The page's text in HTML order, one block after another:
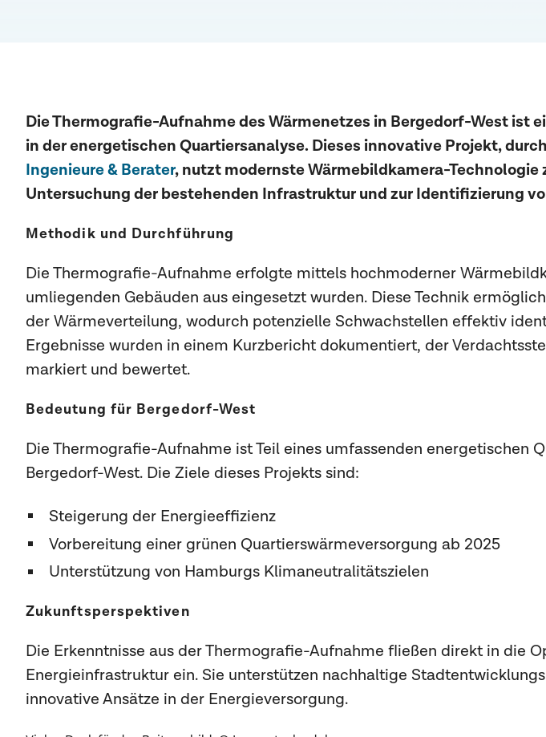
DieThermografie-Aufnahme des Wärmenetzes in Bergedorf-Westist
in der energetischen Quartiersanalyse. Dieses innovative Projekt,
Ingenieure & Berater, nutzt modernste Wärmebildkamera-Technologie
Untersuchung der bestehenden Infrastruktur und zur Identifizierung
Methodik und Durchführung
Die Thermografie-Aufnahme erfolgte mittels hochmoderner
umliegenden Gebäuden aus eingesetzt wurden. Diese Technik
der Wärmeverteilung, wodurch potenzielle Schwachstellen effektiv
Ergebnisse wurden in einem Kurzbericht dokumentiert, der
markiert und bewertet.
Bedeutung für Bergedorf-West
Die Thermografie-Aufnahme ist Teil eines umfassenden energetischen
Bergedorf-West. Die Ziele dieses Projekts sind:
Steigerung der Energieeffizienz
Vorbereitung einer grünen Quartierswärmeversorgung ab 2025
Unterstützung von Hamburgs Klimaneutralitätszielen
Zukunftsperspektiven
Die Erkenntnisse aus der Thermografie-Aufnahme fließen direkt in die
Energieinfrastruktur ein. Sie unterstützen nachhaltige
innovative Ansätze in der Energieversorgung.